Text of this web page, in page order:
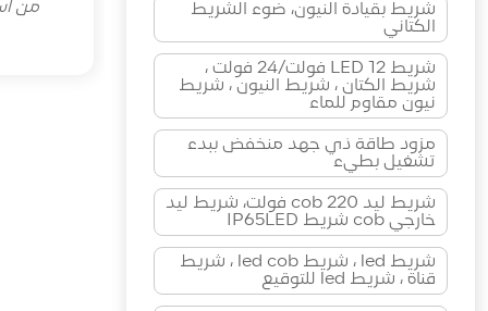
شريط بقيادة النيون، ضوء الشريط
الكتاني
شريط LED 12 فولت/24 فولت ،
شريط الكتان ، شريط النيون ، شريط
نيون مقاوم للماء
مزود طاقة ذي جهد منخفض ببدء
تشغيل بطيء
شريط ليد cob 220 فولت، شريط ليد
خارجي cob شريط IP65LED
شريط led ، شريط led cob ، شريط
قناة ، شريط led للتوقيع
من